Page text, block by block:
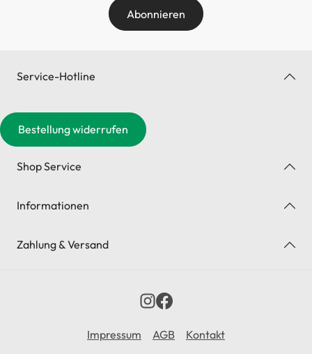
Abonnieren
Service-Hotline
Bestellung widerrufen
Shop Service
Informationen
Zahlung & Versand
Impressum AGB Kontakt